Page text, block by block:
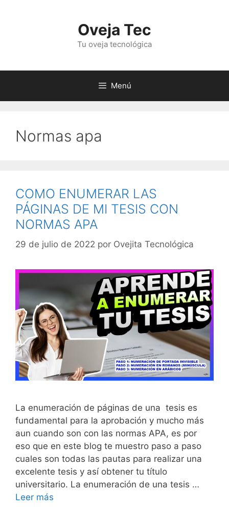
Oveja Tec
Tu oveja tecnológica
Menú
Normas apa
COMO ENUMERAR LAS
PÁGINAS DE MI TESIS CON
NORMAS APA
29 de julio de 2022 por Ovejita Tecnológica
La enumeración de páginas de una tesis es
fundamental para la aprobación y mucho más
aun cuando son con las normas APA, es por
eso que en este blog te muestro paso a paso
cuales son todas las pautas para realizar una
excelente tesis y así obtener tu título
universitario. La enumeración de una tesis …
Leer más